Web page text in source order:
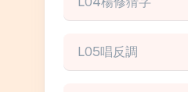
L05唱反調